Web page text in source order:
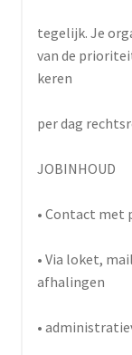
tegelijk. Je
van de
keren
per dag
JOBINHOUD
• Contact met
• Via loket,
afhalingen
•